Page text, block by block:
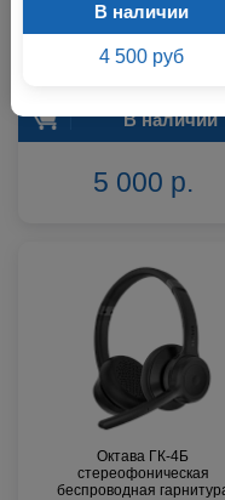
В наличии
4 500 руб
Октава ГК-4
стереофоническая
В наличии
5 000 р.
Октава ГК-4Б
стереофоническая
беспроводная